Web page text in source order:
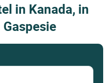
in Kanada, in